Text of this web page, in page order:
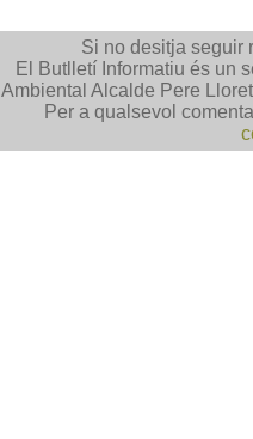
Si no desitja seguir
El Butlletí Informatiu és un
Ambiental Alcalde Pere
Per a qualsevol